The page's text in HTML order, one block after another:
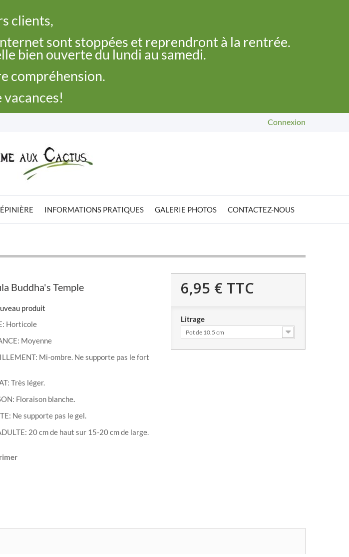
clients,
sont stoppées et reprendront à la rentrée.
bien ouverte du lundi au samedi.
compréhension.
vacances!
Connexion
INFORMATIONS PRATIQUES GALERIE PHOTOS CONTACTEZ-NOUS
Buddha's Temple
produit
Horticole
Moyenne
Mi-ombre. Ne supporte pas le fort
Très léger.
Floraison blanche.
Ne supporte pas le gel.
20 cm de haut sur 15-20 cm de large.
6,95 € TTC
Litrage
Pot de 10.5 cm